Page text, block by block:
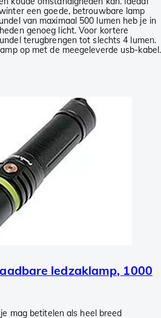
een goede, betrouwbare lamp
van maximaal 500 lumen heb je in
genoeg licht. Voor kortere
terugbrengen tot slechts 4 lumen.
op met de meegeleverde usb-kabel.
ledzaklamp, 1000
mag betitelen als heel breed